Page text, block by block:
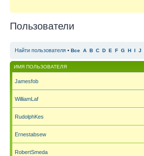
Пользователи
Найти пользователя • Все A B C D E F G H I J
ИМЯ ПОЛЬЗОВАТЕЛЯ
Jamesfob
WilliamLaf
RudolphKes
Ernestabsew
RobertSmeda